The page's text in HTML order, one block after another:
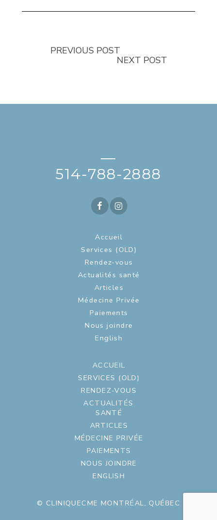
PREVIOUS POST
NEXT POST
—
514-788-2888
Accueil
Services (OLD)
Rendez-vous
Actualités santé
Articles
Médecine Privée
Paiements
Nous joindre
English
ACCUEIL
SERVICES (OLD)
RENDEZ-VOUS
ACTUALITÉS
SANTÉ
ARTICLES
MÉDECINE PRIVÉE
PAIEMENTS
NOUS JOINDRE
ENGLISH
© CLINIQUECME MONTRÉAL, QUÉBEC